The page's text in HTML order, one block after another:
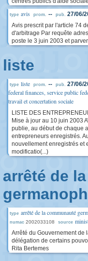
type avis prom. -- pub. 27/06/
Avis prescrit par l'article 74
d'arbitrage Par requête
poste le 3 juin 2003 et
liste
type liste prom. -- pub. 27/06/
federal finances, service public
travail et concertation sociale
LISTE DES
Mise à jour au 10 juin 2003
publie, au début de chaque
entrepreneurs enregistrés.
nouvellement enregistrés et
modificatio(...)
arrêté de
type arrêté de la communauté
numac 2002033108 source
Arrêté du Gouvernement de
délégation de certains
Rita Bertemes